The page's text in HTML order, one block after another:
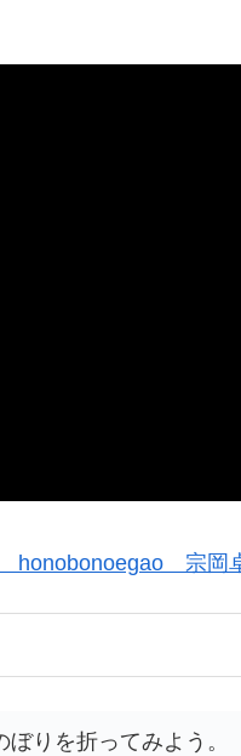
honobonoegao 宗岡
りを折ってみよう。